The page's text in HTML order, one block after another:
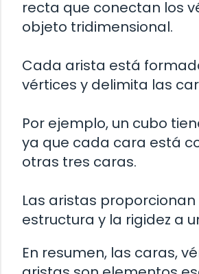
recta que conectan los
objeto tridimensional.
Cada arista está
vértices y delimita las
Por ejemplo, un cubo
ya que cada cara está
otras tres caras.
Las aristas proporcionan
estructura y la rigidez a
En resumen, las caras,